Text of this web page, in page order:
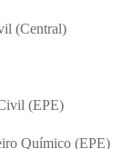
(Central)
(EPE)
Químico (EPE)